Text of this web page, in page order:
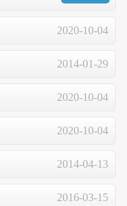
2020-10-04
2014-01-29
2020-10-04
2020-10-04
2014-04-13
2016-03-15